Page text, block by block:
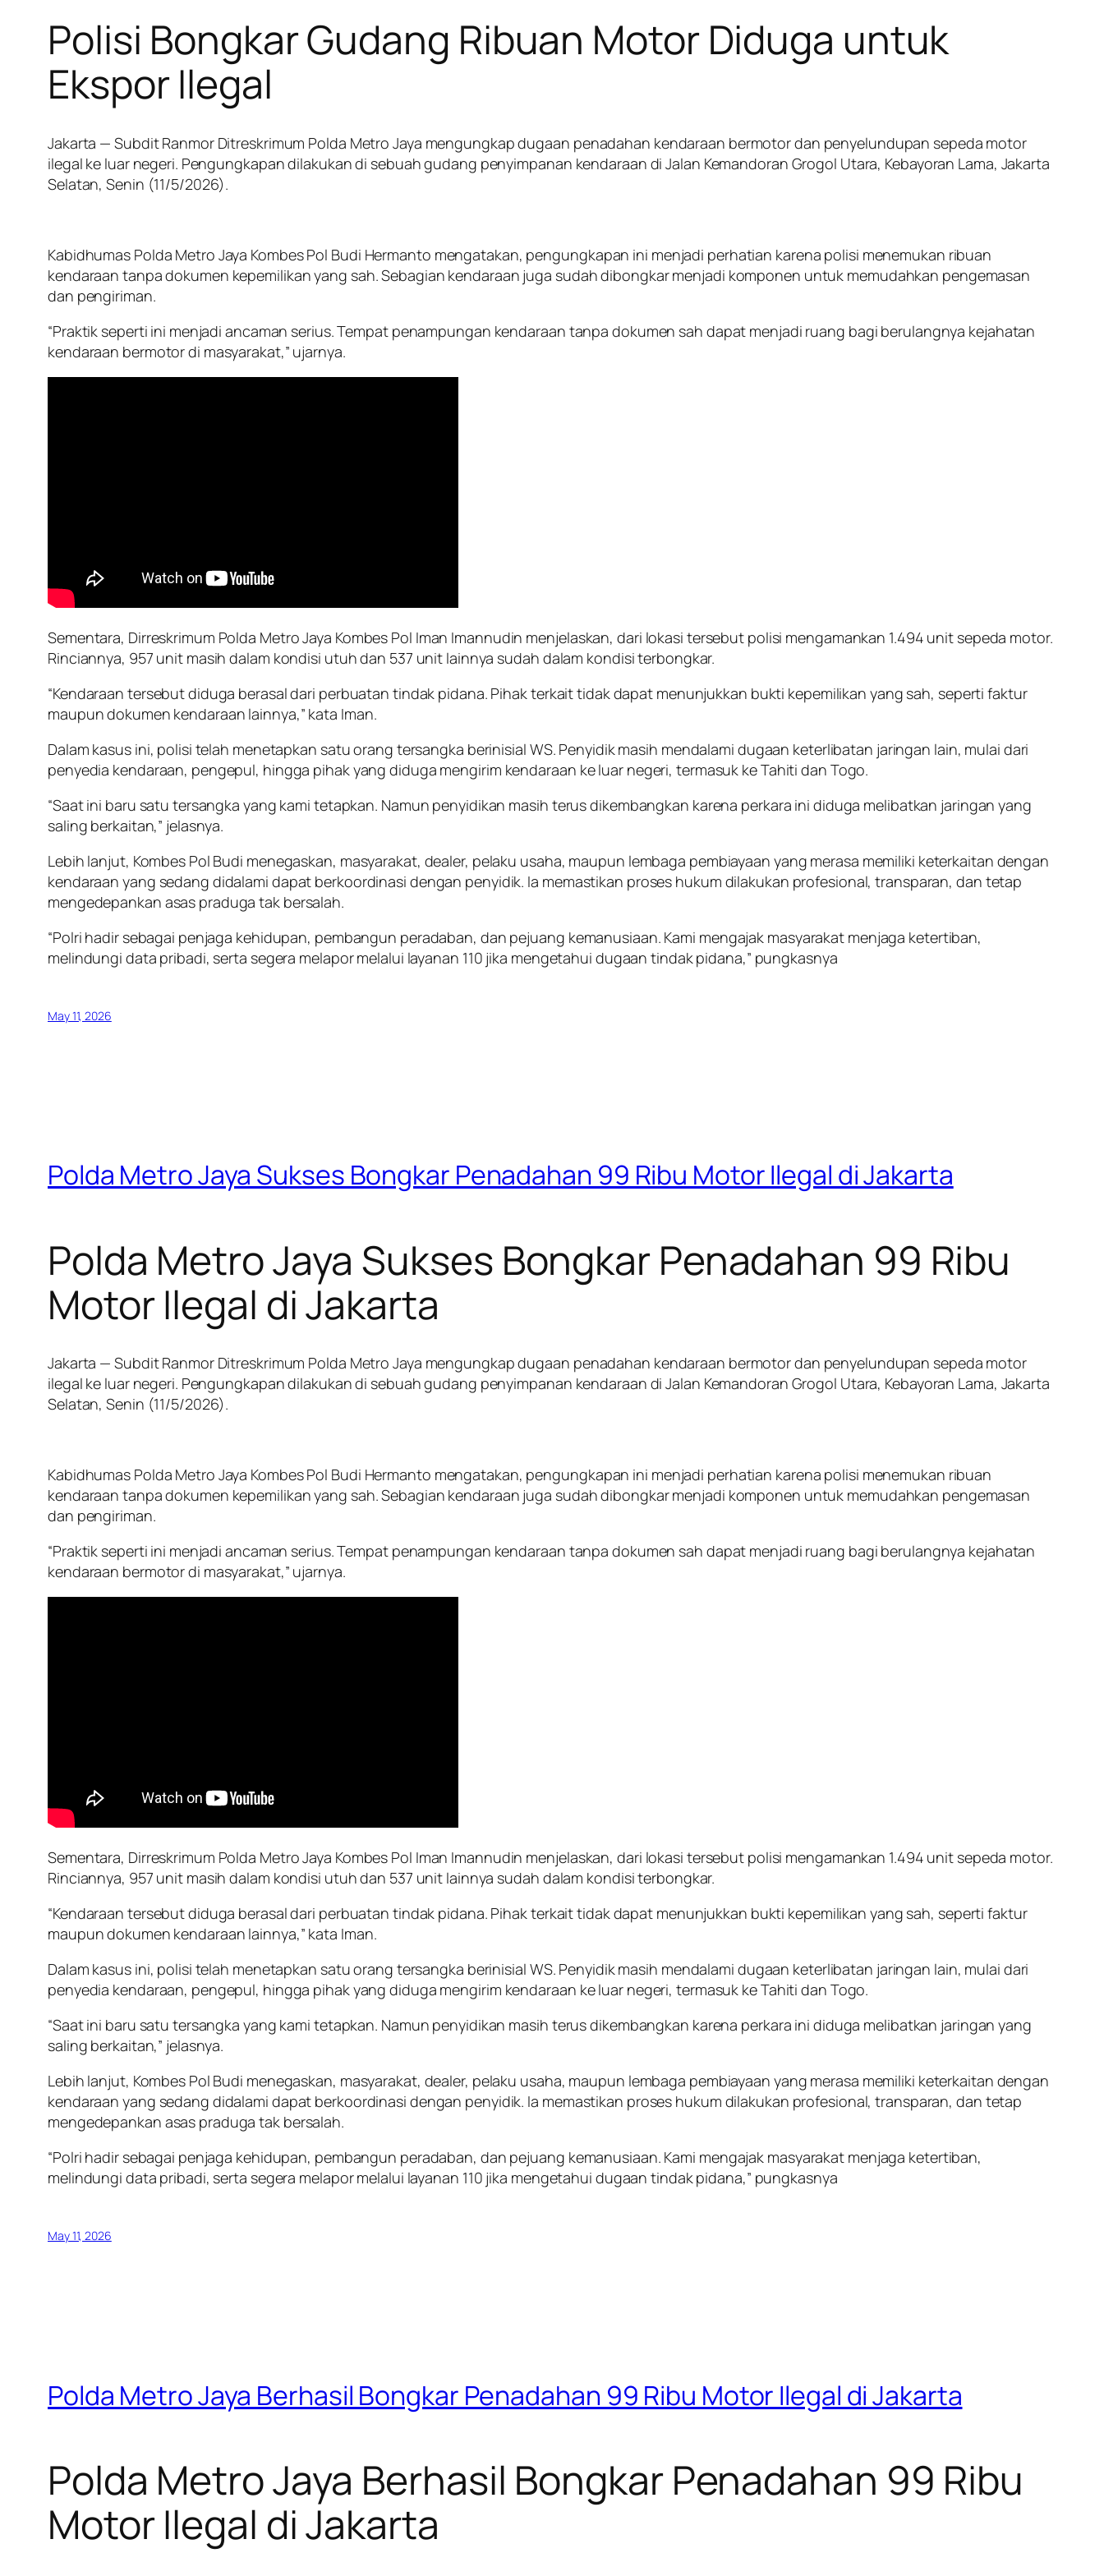
Polisi Bongkar Gudang Ribuan Motor Diduga untuk
Ekspor Ilegal
Jakarta — Subdit Ranmor Ditreskrimum Polda Metro Jaya mengungkap dugaan penadahan kendaraan bermotor dan penyelundupan sepeda motor
ilegal ke luar negeri. Pengungkapan dilakukan di sebuah gudang penyimpanan kendaraan di Jalan Kemandoran Grogol Utara, Kebayoran Lama, Jakarta
Selatan, Senin (11/5/2026).
Kabidhumas Polda Metro Jaya Kombes Pol Budi Hermanto mengatakan, pengungkapan ini menjadi perhatian karena polisi menemukan ribuan
kendaraan tanpa dokumen kepemilikan yang sah. Sebagian kendaraan juga sudah dibongkar menjadi komponen untuk memudahkan pengemasan
dan pengiriman.
“Praktik seperti ini menjadi ancaman serius. Tempat penampungan kendaraan tanpa dokumen sah dapat menjadi ruang bagi berulangnya kejahatan
kendaraan bermotor di masyarakat,” ujarnya.
Sementara, Dirreskrimum Polda Metro Jaya Kombes Pol Iman Imannudin menjelaskan, dari lokasi tersebut polisi mengamankan 1.494 unit sepeda motor.
Rinciannya, 957 unit masih dalam kondisi utuh dan 537 unit lainnya sudah dalam kondisi terbongkar.
“Kendaraan tersebut diduga berasal dari perbuatan tindak pidana. Pihak terkait tidak dapat menunjukkan bukti kepemilikan yang sah, seperti faktur
maupun dokumen kendaraan lainnya,” kata Iman.
Dalam kasus ini, polisi telah menetapkan satu orang tersangka berinisial WS. Penyidik masih mendalami dugaan keterlibatan jaringan lain, mulai dari
penyedia kendaraan, pengepul, hingga pihak yang diduga mengirim kendaraan ke luar negeri, termasuk ke Tahiti dan Togo.
“Saat ini baru satu tersangka yang kami tetapkan. Namun penyidikan masih terus dikembangkan karena perkara ini diduga melibatkan jaringan yang
saling berkaitan,” jelasnya.
Lebih lanjut, Kombes Pol Budi menegaskan, masyarakat, dealer, pelaku usaha, maupun lembaga pembiayaan yang merasa memiliki keterkaitan dengan
kendaraan yang sedang didalami dapat berkoordinasi dengan penyidik. Ia memastikan proses hukum dilakukan profesional, transparan, dan tetap
mengedepankan asas praduga tak bersalah.
“Polri hadir sebagai penjaga kehidupan, pembangun peradaban, dan pejuang kemanusiaan. Kami mengajak masyarakat menjaga ketertiban,
melindungi data pribadi, serta segera melapor melalui layanan 110 jika mengetahui dugaan tindak pidana,” pungkasnya
May 11, 2026
Polda Metro Jaya Sukses Bongkar Penadahan 99 Ribu Motor Ilegal di Jakarta
Polda Metro Jaya Sukses Bongkar Penadahan 99 Ribu
Motor Ilegal di Jakarta
Jakarta — Subdit Ranmor Ditreskrimum Polda Metro Jaya mengungkap dugaan penadahan kendaraan bermotor dan penyelundupan sepeda motor
ilegal ke luar negeri. Pengungkapan dilakukan di sebuah gudang penyimpanan kendaraan di Jalan Kemandoran Grogol Utara, Kebayoran Lama, Jakarta
Selatan, Senin (11/5/2026).
Kabidhumas Polda Metro Jaya Kombes Pol Budi Hermanto mengatakan, pengungkapan ini menjadi perhatian karena polisi menemukan ribuan
kendaraan tanpa dokumen kepemilikan yang sah. Sebagian kendaraan juga sudah dibongkar menjadi komponen untuk memudahkan pengemasan
dan pengiriman.
“Praktik seperti ini menjadi ancaman serius. Tempat penampungan kendaraan tanpa dokumen sah dapat menjadi ruang bagi berulangnya kejahatan
kendaraan bermotor di masyarakat,” ujarnya.
Sementara, Dirreskrimum Polda Metro Jaya Kombes Pol Iman Imannudin menjelaskan, dari lokasi tersebut polisi mengamankan 1.494 unit sepeda motor.
Rinciannya, 957 unit masih dalam kondisi utuh dan 537 unit lainnya sudah dalam kondisi terbongkar.
“Kendaraan tersebut diduga berasal dari perbuatan tindak pidana. Pihak terkait tidak dapat menunjukkan bukti kepemilikan yang sah, seperti faktur
maupun dokumen kendaraan lainnya,” kata Iman.
Dalam kasus ini, polisi telah menetapkan satu orang tersangka berinisial WS. Penyidik masih mendalami dugaan keterlibatan jaringan lain, mulai dari
penyedia kendaraan, pengepul, hingga pihak yang diduga mengirim kendaraan ke luar negeri, termasuk ke Tahiti dan Togo.
“Saat ini baru satu tersangka yang kami tetapkan. Namun penyidikan masih terus dikembangkan karena perkara ini diduga melibatkan jaringan yang
saling berkaitan,” jelasnya.
Lebih lanjut, Kombes Pol Budi menegaskan, masyarakat, dealer, pelaku usaha, maupun lembaga pembiayaan yang merasa memiliki keterkaitan dengan
kendaraan yang sedang didalami dapat berkoordinasi dengan penyidik. Ia memastikan proses hukum dilakukan profesional, transparan, dan tetap
mengedepankan asas praduga tak bersalah.
“Polri hadir sebagai penjaga kehidupan, pembangun peradaban, dan pejuang kemanusiaan. Kami mengajak masyarakat menjaga ketertiban,
melindungi data pribadi, serta segera melapor melalui layanan 110 jika mengetahui dugaan tindak pidana,” pungkasnya
May 11, 2026
Polda Metro Jaya Berhasil Bongkar Penadahan 99 Ribu Motor Ilegal di Jakarta
Polda Metro Jaya Berhasil Bongkar Penadahan 99 Ribu
Motor Ilegal di Jakarta